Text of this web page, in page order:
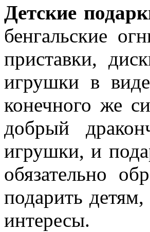
Детские
бенгальские
приставки,
игрушки в виде
конечного же
добрый
игрушки, и
обязательно
подарить
интересы.